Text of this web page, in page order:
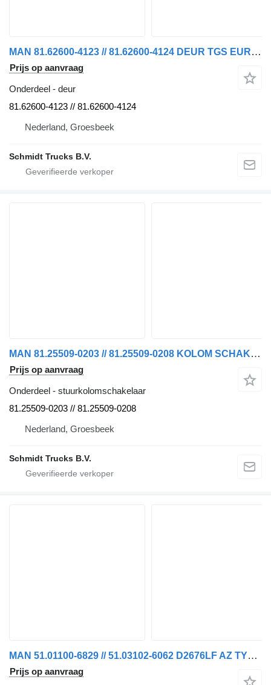
MAN 81.62600-4123 // 81.62600-4124 DEUR TGS EURO 6 R+L MODEL 2018 voor vrachtwagen
Prijs op aanvraag
Onderdeel - deur
81.62600-4123 // 81.62600-4124
Nederland, Groesbeek
Schmidt Trucks B.V.
MAN 81.25509-0203 // 81.25509-0208 KOLOM SCHAKELAAR 18.470 TGX 2022 stuurkolomschakelaar voor vrachtwagen
Prijs op aanvraag
Onderdeel - stuurkolomschakelaar
81.25509-0203 // 81.25509-0208
Nederland, Groesbeek
Schmidt Trucks B.V.
MAN 51.01100-6829 // 51.03102-6062 D2676LF AZ TYPE 26.440 PK MODEL 2 motor voor vrachtwagen
Prijs op aanvraag